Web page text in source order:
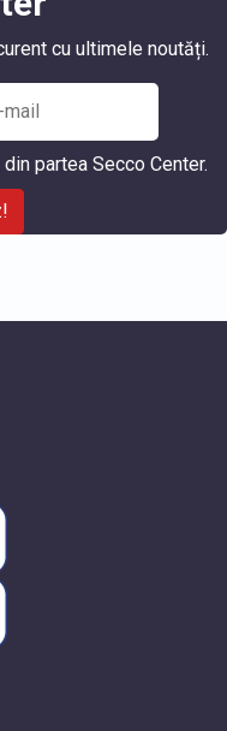
cu ultimele noutăți.
partea Secco Center.